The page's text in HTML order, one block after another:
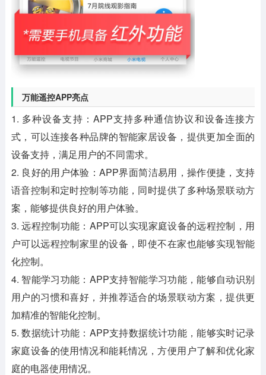
万能遥控APP亮点
1. 多种设备支持：APP支持多种通信协议和设备连接方
式，可以连接各种品牌的智能家居设备，提供更加全面的
设备支持，满足用户的不同需求。
2. 良好的用户体验：APP界面简洁易用，操作便捷，支持
语音控制和定时控制等功能，同时提供了多种场景联动方
案，能够提供良好的用户体验。
3. 远程控制功能：APP可以实现家庭设备的远程控制，用
户可以远程控制家里的设备，即使不在家也能够实现智能
化控制。
4. 智能学习功能：APP支持智能学习功能，能够自动识别
用户的习惯和喜好，并推荐适合的场景联动方案，提供更
加精准的智能化控制。
5. 数据统计功能：APP支持数据统计功能，能够实时记录
家庭设备的使用情况和能耗情况，方便用户了解和优化家
庭的电器使用情况。